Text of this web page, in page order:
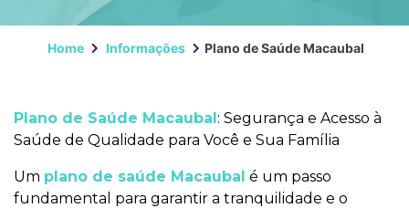
Home Informações Plano de Saúde Macaubal
Plano de Saúde Macaubal: Segurança e Acesso à
Saúde de Qualidade para Você e Sua Família
Um plano de saúde Macaubal é um passo
fundamental para garantir a tranquilidade e o